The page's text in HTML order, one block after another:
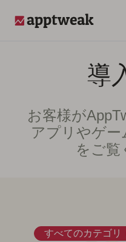
導
お客様が
アプリやゲ
をご覧
すべてのカテゴリ